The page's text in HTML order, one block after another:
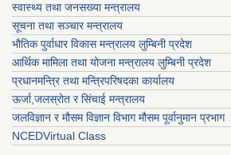
स्वास्थ्य तथा जनसख्या मन्त्रालय
सूचना तथा सञ्चार मन्त्रालय
भाैतिक पुर्वाधार विकास मन्त्रालय लुम्बिनी प्रदेश
आर्थिक मामिला तथा योजना मन्त्रालय लुम्बिनी प्रदेश
प्रधानमन्त्रि तथा मन्त्रिपरिषदका कार्यालय
ऊर्जा,जलस्रोत र सिंचाई मन्त्रालय
जलविज्ञान र मौसम विज्ञान विभाग मौसम पूर्वानुमान प्रभाग
NCEDVirtual Class